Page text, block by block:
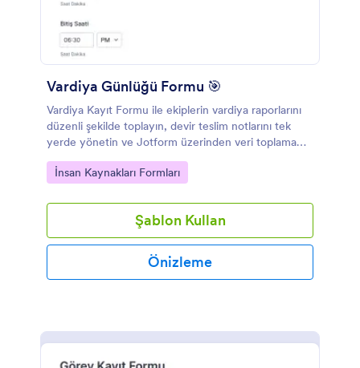
Vardiya Günlüğü Formu 🎯
Vardiya Kayıt Formu ile ekiplerin vardiya raporlarını
düzenli şekilde toplayın, devir teslim notlarını tek
yerde yönetin ve Jotform üzerinden veri toplama
sürecini kolaylaştırın.
Go to Category:
İnsan Kaynakları Formları
Şablon Kullan
Önizleme